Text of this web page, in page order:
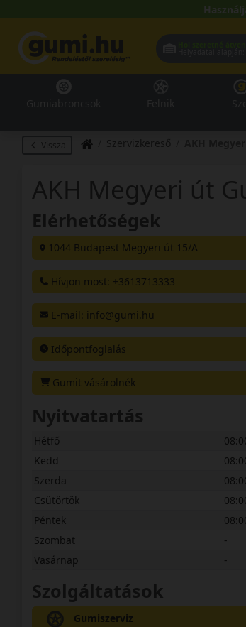
Vissza Szervizkereső
AKH Megyeri út
Elérhetőségek
1044 Budapest Megyeri út 15/A
Hívjon most: +3613713333
E-mail: info@gumi.hu
Időpontfoglalás
Gumit vásárolnék
Nyitvatartás
Hétfő
Kedd
Szerda
Csütörtök
Péntek
Szombat
-
Vasárnap
-
Szolgáltatások
Gumiszerviz